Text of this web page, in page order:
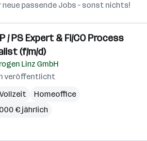
passende Jobs – sonst nichts!
/ PS Expert & FI/CO Process
(f/m/d)
Linz GmbH
veröffentlicht
Vollzeit
Homeoffice
€ jährlich